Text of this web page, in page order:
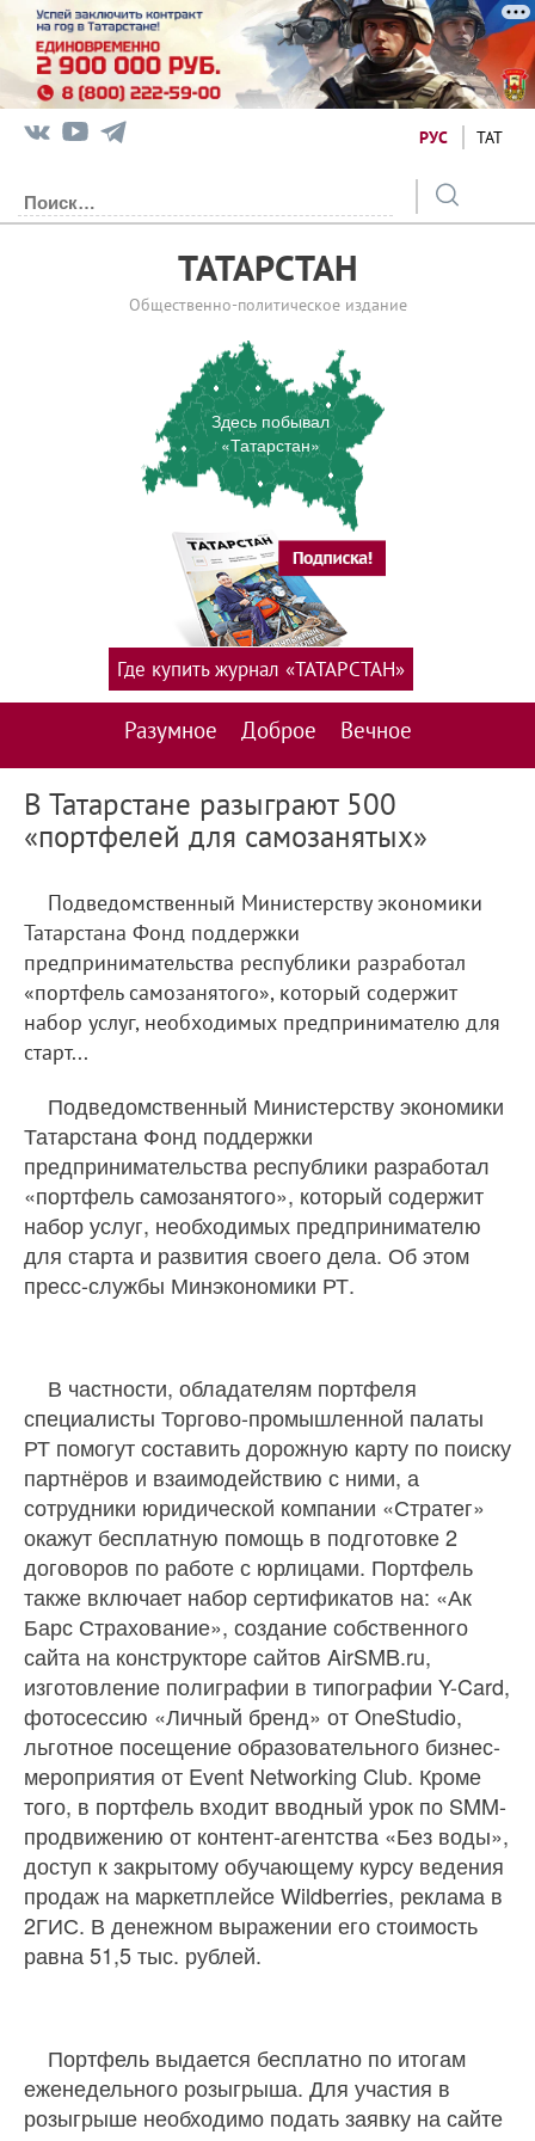
РУС ТАТ
ТАТАРСТАН
Общественно-политическое издание
Здесь побывал
«Татарстан»
Разумное Доброе Вечное
Где купить журнал «ТАТАРСТАН»
В Татарстане разыграют 500
«портфелей для самозанятых»
Подведомственный Министерству экономики
Татарстана Фонд поддержки
предпринимательства республики разработал
«портфель самозанятого», который содержит
набор услуг, необходимых предпринимателю для
старт...
Подведомственный Министерству экономики
Татарстана Фонд поддержки
предпринимательства республики разработал
«портфель самозанятого», который содержит
набор услуг, необходимых предпринимателю
для старта и развития своего дела. Об этом
пресс-службы Минэкономики РТ.
В частности, обладателям портфеля
специалисты Торгово-промышленной палаты
РТ помогут составить дорожную карту по поиску
партнёров и взаимодействию с ними, а
сотрудники юридической компании «Стратег»
окажут бесплатную помощь в подготовке 2
договоров по работе с юрлицами. Портфель
также включает набор сертификатов на: «Ак
Барс Страхование», создание собственного
сайта на конструкторе сайтов AirSMB.ru,
изготовление полиграфии в типографии Y-Card,
фотосессию «Личный бренд» от OneStudio,
льготное посещение образовательного бизнес-
мероприятия от Event Networking Club. Кроме
того, в портфель входит вводный урок по SMM-
продвижению от контент-агентства «Без воды»,
доступ к закрытому обучающему курсу ведения
продаж на маркетплейсе Wildberries, реклама в
2ГИС. В денежном выражении его стоимость
равна 51,5 тыс. рублей.
Портфель выдается бесплатно по итогам
еженедельного розыгрыша. Для участия в
розыгрыше необходимо подать заявку на сайте